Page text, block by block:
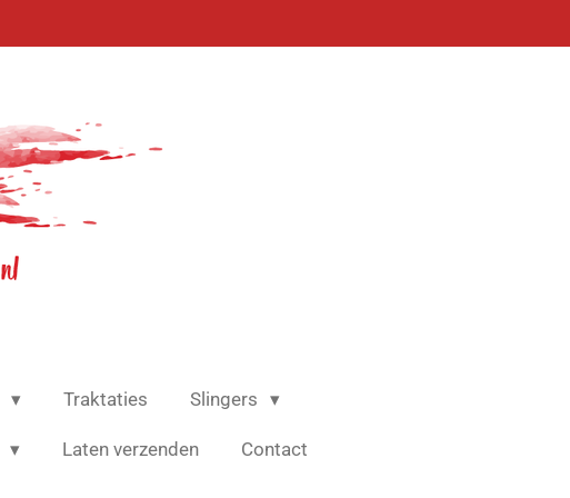
Traktaties Slingers
Laten verzenden Contact